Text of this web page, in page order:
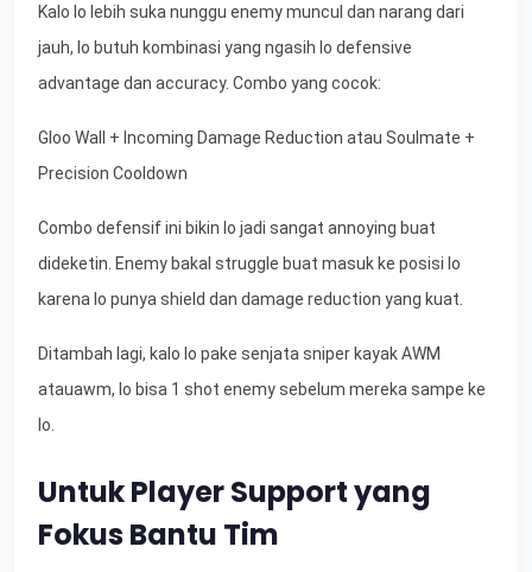
Kalo lo lebih suka nunggu enemy muncul dan narang dari
jauh, lo butuh kombinasi yang ngasih lo defensive
advantage dan accuracy. Combo yang cocok:
Gloo Wall + Incoming Damage Reduction atau Soulmate +
Precision Cooldown
Combo defensif ini bikin lo jadi sangat annoying buat
dideketin. Enemy bakal struggle buat masuk ke posisi lo
karena lo punya shield dan damage reduction yang kuat.
Ditambah lagi, kalo lo pake senjata sniper kayak AWM
atauawm, lo bisa 1 shot enemy sebelum mereka sampe ke
lo.
Untuk Player Support yang
Fokus Bantu Tim